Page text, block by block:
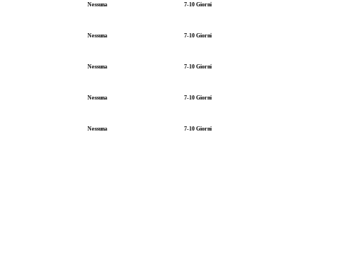
Nessuna 7-10 Giorni
Nessuna 7-10 Giorni
Nessuna 7-10 Giorni
Nessuna 7-10 Giorni
Nessuna 7-10 Giorni